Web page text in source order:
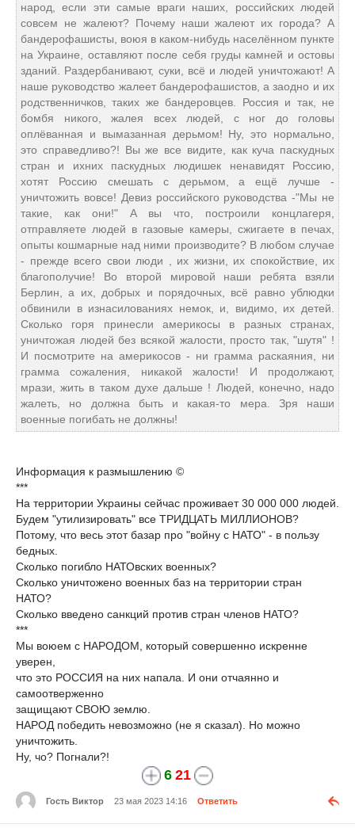
народ, если эти самые враги наших, российских людей
совсем не жалеют? Почему наши жалеют их города? А
бандерофашисты, воюя в каком-нибудь населённом пункте
на Украине, оставляют после себя груды камней и остовы
зданий. Раздербанивают, суки, всё и людей уничтожают! А
наше руководство жалеет бандерофашистов, а заодно и их
родственничков, таких же бандеровцев. Россия и так, не
бомбя никого, жалея всех людей, с ног до головы
оплёванная и вымазанная дерьмом! Ну, это нормально,
это справедливо?! Вы же все видите, как куча паскудных
стран и ихних паскудных людишек ненавидят Россию,
хотят Россию смешать с дерьмом, а ещё лучше -
уничтожить вовсе! Девиз российского руководства -"Мы не
такие, как они!" А вы что, построили концлагеря,
отправляете людей в газовые камеры, сжигаете в печах,
опыты кошмарные над ними производите? В любом случае
- прежде всего свои люди , их жизни, их спокойствие, их
благополучие! Во второй мировой наши ребята взяли
Берлин, а их, добрых и порядочных, всё равно ублюдки
обвинили в изнасилованиях немок, и, видимо, их детей.
Сколько горя принесли америкосы в разных странах,
уничтожая людей без всякой жалости, просто так, "шутя" !
И посмотрите на америкосов - ни грамма раскаяния, ни
грамма сожаления, никакой жалости! И продолжают,
мрази, жить в таком духе дальше ! Людей, конечно, надо
жалеть, но должна быть и какая-то мера. Зря наши
военные погибать не должны!
Информация к размышлению ©
***
На территории Украины сейчас проживает 30 000 000 людей.
Будем "утилизировать" все ТРИДЦАТЬ МИЛЛИОНОВ?
Потому, что весь этот базар про "войну с НАТО" - в пользу
бедных.
Сколько погибло НАТОвских военных?
Сколько уничтожено военных баз на территории стран
НАТО?
Сколько введено санкций против стран членов НАТО?
***
Мы воюем с НАРОДОМ, который совершенно искренне
уверен,
что это РОССИЯ на них напала. И они отчаянно и
самоотверженно
защищают СВОЮ землю.
НАРОД победить невозможно (не я сказал). Но можно
уничтожить.
Ну, чо? Погнали?!
6 21
Гость Виктор 23 мая 2023 14:16 Ответить